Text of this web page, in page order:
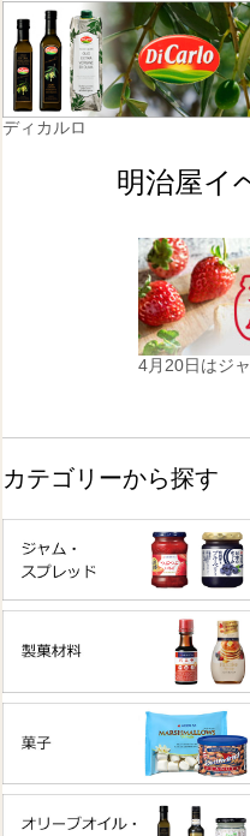
ディカルロ
明治屋イ
4月20日はジ
カテゴリーから探す